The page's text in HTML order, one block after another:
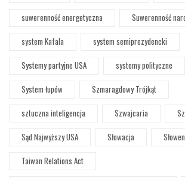
suwerenność energetyczna
Suwerenność
system Kafala
system semiprezydencki
Systemy partyjne USA
systemy polityczne
System łupów
Szmaragdowy Trójkąt
sztuczna inteligencja
Szwajcaria
Sąd Najwyższy USA
Słowacja
Taiwan Relations Act